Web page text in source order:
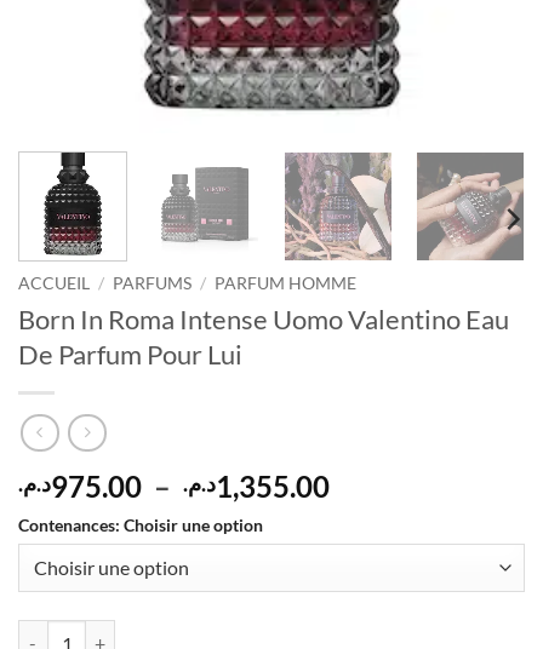
ACCUEIL / PARFUMS / PARFUM HOMME
Born In Roma Intense Uomo Valentino Eau
De Parfum Pour Lui
975.00د.م. – 1,355.00د.م.
Plage
prix :
à
Contenances: Choisir une option